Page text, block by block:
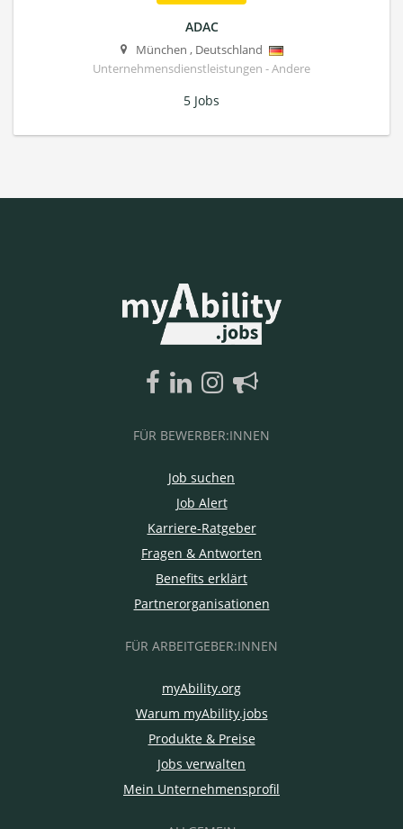
ADAC
München , Deutschland
Unternehmensdienstleistungen - Andere
5 Jobs
FÜR BEWERBER:INNEN
Job suchen
Job Alert
Karriere-Ratgeber
Fragen & Antworten
Benefits erklärt
Partnerorganisationen
FÜR ARBEITGEBER:INNEN
myAbility.org
Warum myAbility.jobs
Produkte & Preise
Jobs verwalten
Mein Unternehmensprofil